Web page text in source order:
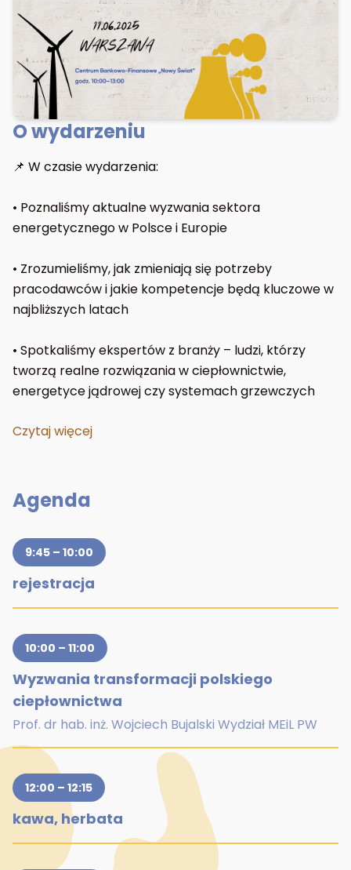
O wydarzeniu
📌 W czasie wydarzenia:
• Poznaliśmy aktualne wyzwania sektora
energetycznego w Polsce i Europie
• Zrozumieliśmy, jak zmieniają się potrzeby
pracodawców i jakie kompetencje będą kluczowe w
najbliższych latach
• Spotkaliśmy ekspertów z branży – ludzi, którzy
tworzą realne rozwiązania w ciepłownictwie,
energetyce jądrowej czy systemach grzewczych
Czytaj więcej
Agenda
9:45 – 10:00
rejestracja
10:00 – 11:00
Wyzwania transformacji polskiego
ciepłownictwa
Prof. dr hab. inż. Wojciech Bujalski Wydział MEiL PW
12:00 – 12:15
kawa, herbata